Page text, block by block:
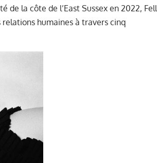
de la côte de l’East Sussex en 2022, Fell
humaines à travers cinq